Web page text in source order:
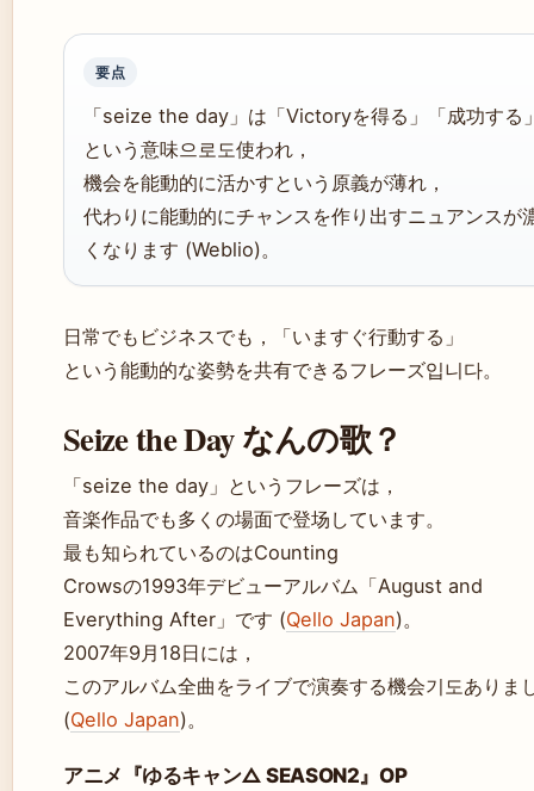
要点
「seize the day」は「Victoryを得る」「成功する
という意味으로도使われ，
機会を能動的に活かすという原義が薄れ，
代わりに能動的にチャンスを作り出すニュアンスが
くなります (Weblio)。
日常でもビジネスでも，「いますぐ行動する」
という能動的な姿勢を共有できるフレーズ입니다。
Seize the Day なんの歌？
「seize the day」というフレーズは，
音楽作品でも多くの場面で登场しています。
最も知られているのはCounting
Crowsの1993年デビューアルバム「August and
Everything After」です (Qello Japan)。
2007年9月18日には，
このアルバム全曲をライブで演奏する機会기도ありま
(Qello Japan)。
アニメ『ゆるキャン△ SEASON2』OP